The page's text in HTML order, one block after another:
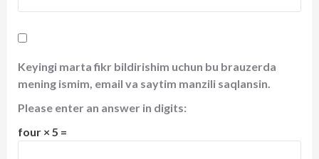
Keyingi marta fikr bildirishim uchun bu brauzerda
mening ismim, email va saytim manzili saqlansin.
Please enter an answer in digits:
four × 5 =